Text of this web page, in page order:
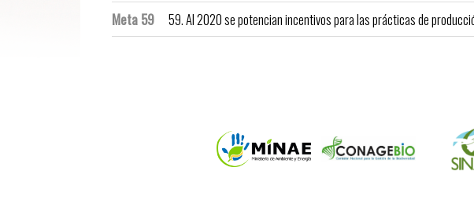
Meta 59
59. Al 2020 se potencian incentivos para las prácticas de